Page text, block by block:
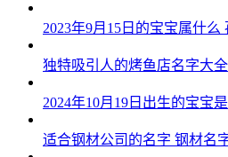
51、迅歆、琥泽、祥蓝、乐希
52、峰琦、慕鑫、盛霜、少浩
53、晁唯、琩通、恒茂、旻齐
54、仲业、佳瑞、凡裕、采友
2023年9月15日的宝宝属什么
独特吸引人的烤鱼店名字大
2024年10月19日出生的宝宝
适合钢材公司的名字 钢材名